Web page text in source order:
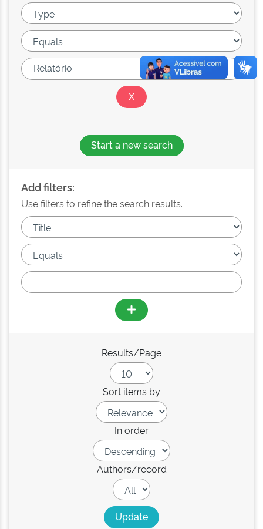
Start a new search
Add filters:
Use filters to refine the search results.
Results/Page
Sort items by
In order
Authors/record